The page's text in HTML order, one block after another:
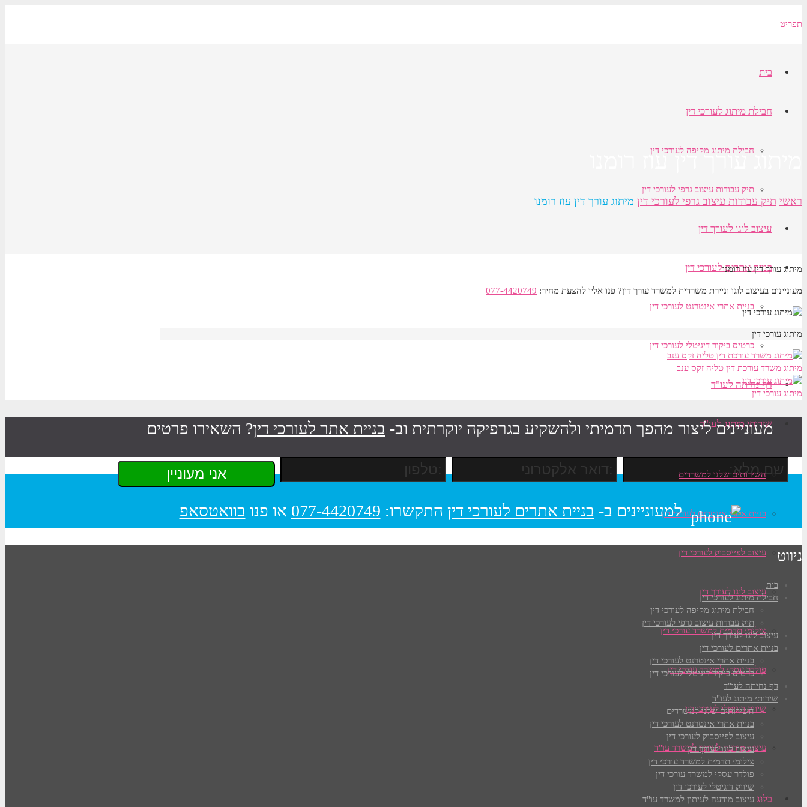
תפריט
בית
חבילת מיתוג לעורכי דין
חבילת מיתוג מקיפה לעורכי דין
תיק עבודות עיצוב גרפי לעורכי דין
עיצוב לוגו לעורך דין
בניית אתרים לעורכי דין
בניית אתרי אינטרנט לעורכי דין
כרטיס ביקור דיגיטלי לעורכי דין
דף נחיתה לעו"ד
שירותי מיתוג לעו"ד
השירותים שלנו למשרדים
בניית אתרי אינטרנט לעורכי דין
עיצוב לפייסבוק לעורכי דין
עיצוב לוגו לעורך דין
צילומי תדמית למשרד עורכי דין
פולדר עסקי למשרד עורכי דין
שיווק דיגיטלי לעורכי דין
עיצוב מודעה לעיתון למשרד עו"ד
בלוג
מיתוג עורך דין עוז רומנו
ראשי תיק עבודות עיצוב גרפי לעורכי דין מיתוג עורך דין עוז רומנו
מיתוג עורך דין עוז רומנו
מעוניינים בעיצוב לוגו וניירת משרדית למשרד עורך דין? פנו אליי להצעת מחיר: 077-4420749
מיתוג עורכי דין
מיתוג משרד עורכת דין טליה זקס ענב
מיתוג עורכי דין
מעוניינים ליצור מהפך תדמיתי ולהשקיע בגרפיקה יוקרתית וב- בניית אתר לעורכי דין? השאירו פרטים
למעוניינים ב- בניית אתרים לעורכי דין התקשרו: 077-4420749 או פנו בוואטסאפ
ניווט
בית
חבילת מיתוג לעורכי דין
חבילת מיתוג מקיפה לעורכי דין
תיק עבודות עיצוב גרפי לעורכי דין
עיצוב לוגו לעורך דין
בניית אתרים לעורכי דין
בניית אתרי אינטרנט לעורכי דין
כרטיס ביקור דיגיטלי לעורכי דין
דף נחיתה לעו"ד
שירותי מיתוג לעו"ד
השירותים שלנו למשרדים
בניית אתרי אינטרנט לעורכי דין
עיצוב לפייסבוק לעורכי דין
עיצוב לוגו לעורך דין
צילומי תדמית למשרד עורכי דין
פולדר עסקי למשרד עורכי דין
שיווק דיגיטלי לעורכי דין
עיצוב מודעה לעיתון למשרד עו"ד